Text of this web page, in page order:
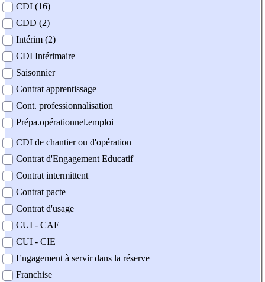
contrat
CDI (16)
CDD (2)
Intérim (2)
CDI Intérimaire
Saisonnier
Contrat apprentissage
Cont. professionnalisation
Prépa.opérationnel.emploi
CDI de chantier ou d'opération
Contrat d'Engagement Educatif
Contrat intermittent
Contrat pacte
Contrat d'usage
CUI - CAE
CUI - CIE
Engagement à servir dans la réserve
Franchise